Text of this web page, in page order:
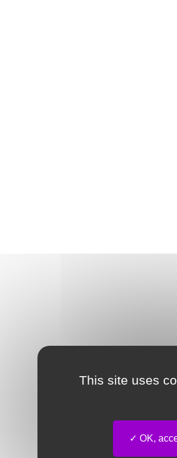
This site uses
OK,